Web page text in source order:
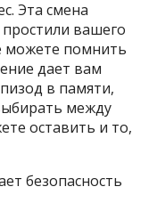
Эта смена
вашего
можете помнить
дает вам
в памяти,
между
оставить и то,
безопасность